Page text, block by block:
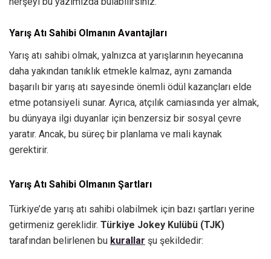
Yarış Atı Sahibi Olmanın Avantajları
Yarış atı sahibi olmak, yalnızca at yarışlarının heyecanına
daha yakından tanıklık etmekle kalmaz, aynı zamanda
başarılı bir yarış atı sayesinde önemli ödül kazançları elde
etme potansiyeli sunar. Ayrıca, atçılık camiasında yer almak,
bu dünyaya ilgi duyanlar için benzersiz bir sosyal çevre
yaratır. Ancak, bu süreç bir planlama ve mali kaynak
gerektirir.
Yarış Atı Sahibi Olmanın Şartları
Türkiye’de yarış atı sahibi olabilmek için bazı şartları yerine
getirmeniz gereklidir. Türkiye Jokey Kulübü (TJK)
tarafından belirlenen bu kurallar şu şekildedir: